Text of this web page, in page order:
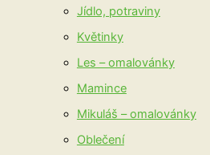
Jídlo, potraviny
Květinky
Les – omalovánky
Mamince
Mikuláš – omalovánky
Oblečení